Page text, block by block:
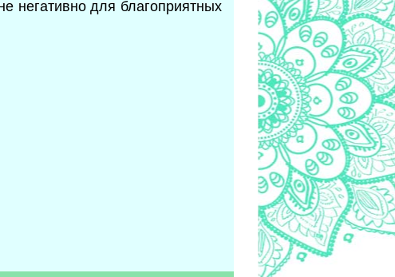
негативно для благоприятных